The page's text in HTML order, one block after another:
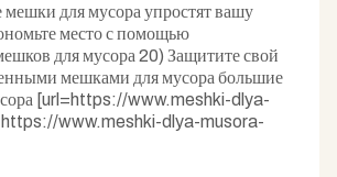
для мусора упростят вашу
место с помощью
для мусора 20) Защитите свой
мешками для мусора большие
[url=https://www.meshki-dlya-
www.meshki-dlya-musora-